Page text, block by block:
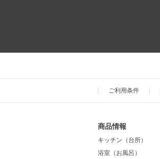
ご利用条件
商品情報
キッチン（台所）
浴室（お風呂）